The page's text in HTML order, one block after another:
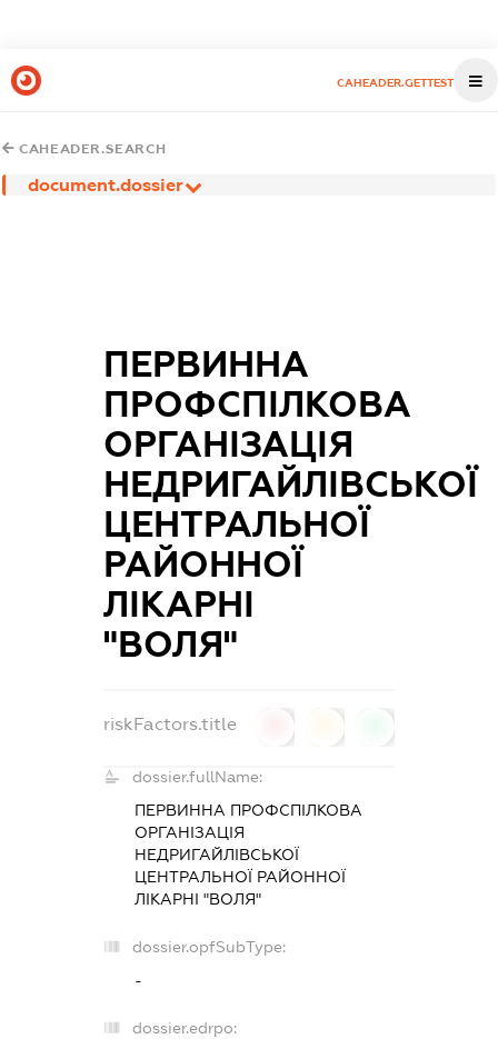
CAHEADER.GETTEST
CAHEADER.SEARCH
document.dossier
ПЕРВИННА
ПРОФСПІЛКОВА
ОРГАНІЗАЦІЯ
НЕДРИГАЙЛІВСЬКОЇ
ЦЕНТРАЛЬНОЇ
РАЙОННОЇ
ЛІКАРНІ
"ВОЛЯ"
riskFactors.title
dossier.fullName:
ПЕРВИННА ПРОФСПІЛКОВА
ОРГАНІЗАЦІЯ
НЕДРИГАЙЛІВСЬКОЇ
ЦЕНТРАЛЬНОЇ РАЙОННОЇ
ЛІКАРНІ "ВОЛЯ"
dossier.opfSubType:
-
dossier.edrpo: